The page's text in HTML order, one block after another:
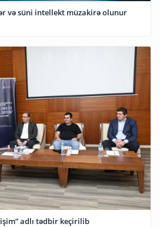
və süni intellekt müzakirə olunur
adlı tədbir keçirilib